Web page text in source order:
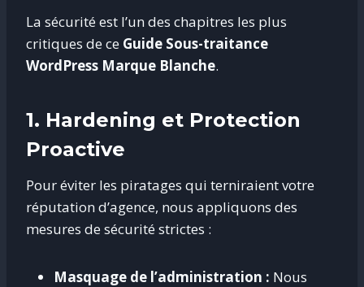
La sécurité est l’un des chapitres les plus
critiques de ce Guide Sous-traitance
WordPress Marque Blanche.
1. Hardening et Protection
Proactive
Pour éviter les piratages qui terniraient votre
réputation d’agence, nous appliquons des
mesures de sécurité strictes :
Masquage de l’administration : Nous